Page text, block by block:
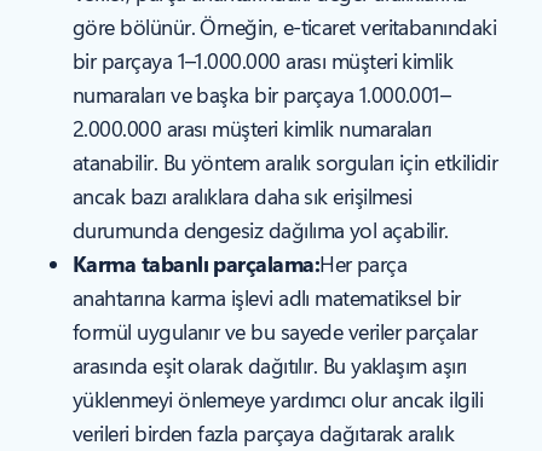
göre bölünür. Örneğin, e-ticaret veritabanındaki
bir parçaya 1–1.000.000 arası müşteri kimlik
numaraları ve başka bir parçaya 1.000.001–
2.000.000 arası müşteri kimlik numaraları
atanabilir. Bu yöntem aralık sorguları için etkilidir
ancak bazı aralıklara daha sık erişilmesi
durumunda dengesiz dağılıma yol açabilir.
Karma tabanlı parçalama:Her parça
anahtarına karma işlevi adlı matematiksel bir
formül uygulanır ve bu sayede veriler parçalar
arasında eşit olarak dağıtılır. Bu yaklaşım aşırı
yüklenmeyi önlemeye yardımcı olur ancak ilgili
verileri birden fazla parçaya dağıtarak aralık